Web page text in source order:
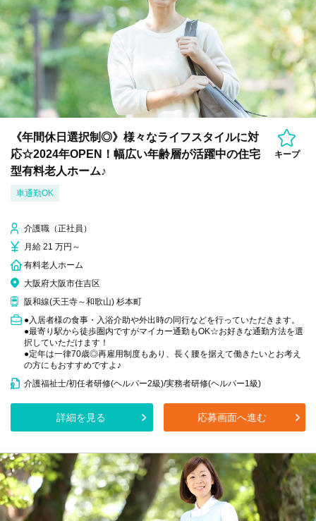
《年間休日選択制◎》様々なライフスタイルに対
応☆2024年OPEN！幅広い年齢層が活躍中の住宅
型有料老人ホーム♪
キープ
車通勤OK
介護職（正社員）
月給 21 万円～
有料老人ホーム
大阪府大阪市住吉区
阪和線(天王寺～和歌山) 杉本町
●入居者様の食事・入浴介助や外出時の同行などを行っていただきます。
●最寄り駅から徒歩圏内ですがマイカー通勤もOK☆お好きな通勤方法を選
択していただけます！
●定年は一律70歳◎再雇用制度もあり、長く腰を据えて働きたいとお考え
の方にもおすすめですよ♪
介護福祉士/初任者研修(ヘルパー2級)/実務者研修(ヘルパー1級)
詳細を見る 応募画面へ進む